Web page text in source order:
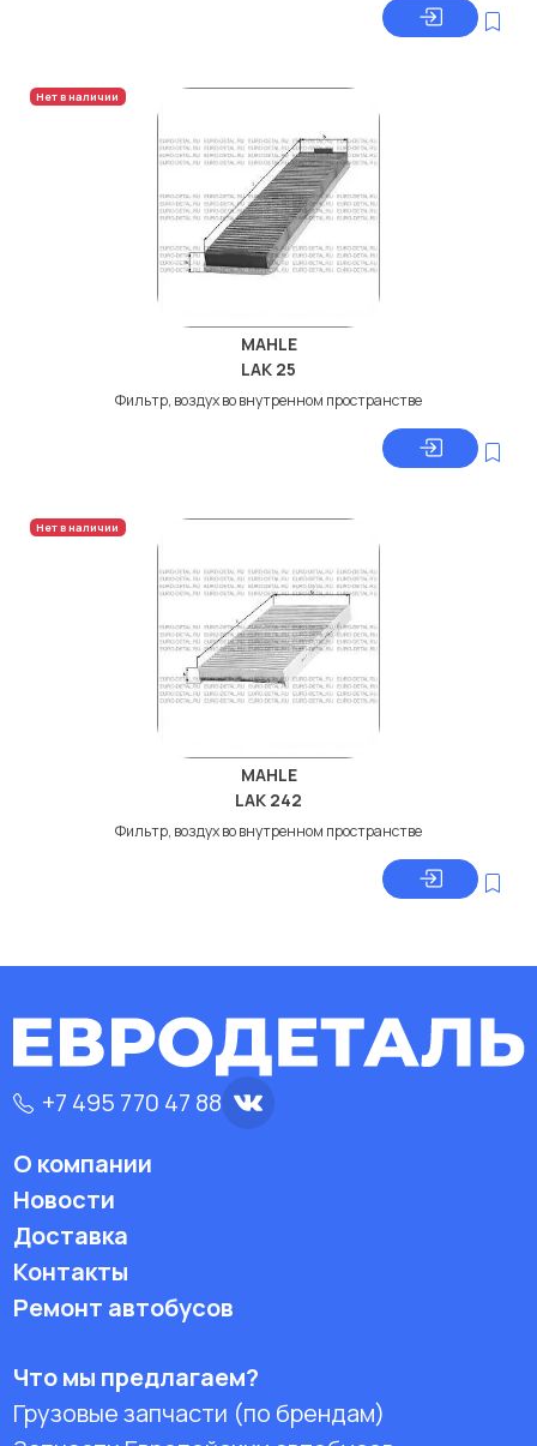
Нет в наличии
MAHLE
LAK 25
Фильтр, воздух во внутренном пространстве
Нет в наличии
MAHLE
LAK 242
Фильтр, воздух во внутренном пространстве
+7 495 770 47 88
О компании
Новости
Доставка
Контакты
Ремонт автобусов
Что мы предлагаем?
Грузовые запчасти (по брендам)